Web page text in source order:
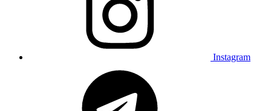
Instagram